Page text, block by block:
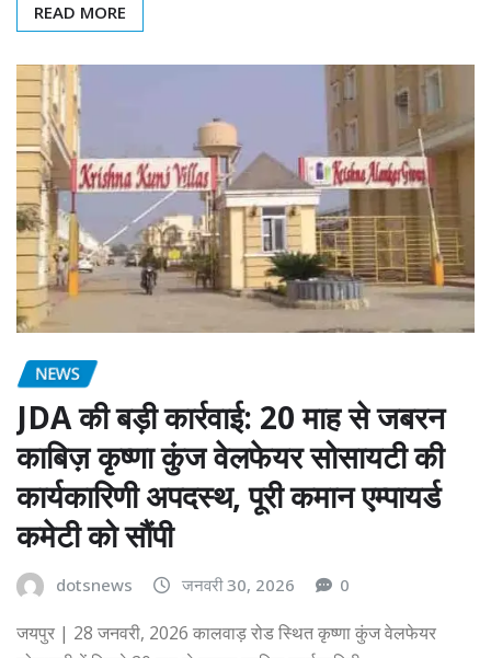
READ MORE
NEWS
JDA की बड़ी कार्रवाई: 20 माह से जबरन
काबिज़ कृष्णा कुंज वेलफेयर सोसायटी की
कार्यकारिणी अपदस्थ, पूरी कमान एम्पायर्ड
कमेटी को सौंपी
dotsnews जनवरी 30, 2026 0
जयपुर | 28 जनवरी, 2026 कालवाड़ रोड स्थित कृष्णा कुंज वेलफेयर